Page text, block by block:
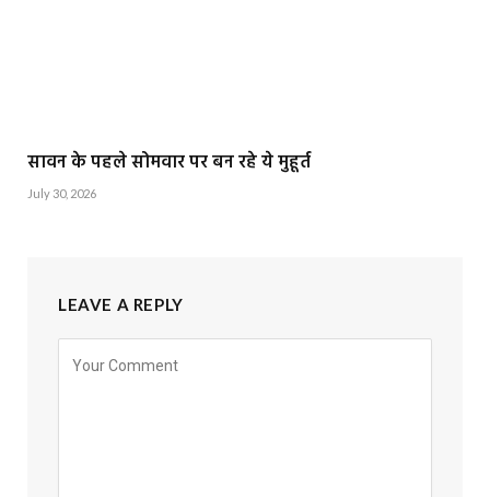
सावन के पहले सोमवार पर बन रहे ये मुहूर्त
July 30, 2026
LEAVE A REPLY